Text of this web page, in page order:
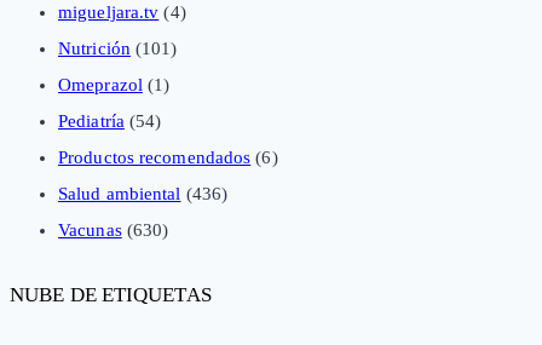
migueljara.tv (4)
Nutrición (101)
Omeprazol (1)
Pediatría (54)
Productos recomendados (6)
Salud ambiental (436)
Vacunas(630)
NUBE DE ETIQUETAS